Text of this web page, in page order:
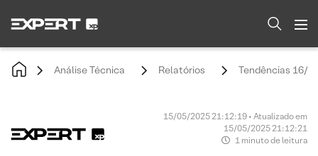
Análise Técnica Relatórios Tendências 16/
15/05/2025 21:12:19 • Atualizado em
15/05/2025 21:12:21
1 minuto de leitura